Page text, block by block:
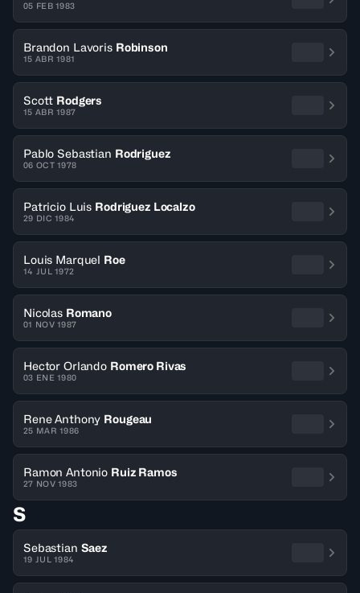
05 FEB 1983
Brandon Lavoris Robinson
15 ABR 1981
Scott Rodgers
15 ABR 1987
Pablo Sebastian Rodriguez
06 OCT 1978
Patricio Luis Rodriguez Localzo
29 DIC 1984
Louis Marquel Roe
14 JUL 1972
Nicolas Romano
01 NOV 1987
Hector Orlando Romero Rivas
03 ENE 1980
Rene Anthony Rougeau
25 MAR 1986
Ramon Antonio Ruiz Ramos
27 NOV 1983
S
Sebastian Saez
19 JUL 1984